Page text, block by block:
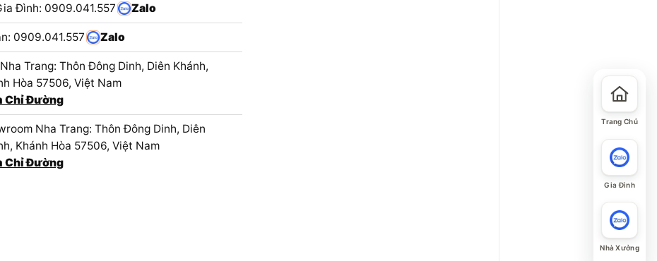
Đình: 0909.041.557
Zalo
0909.041.557 Zalo
Trang: Thôn Đông Dinh, Diên Khánh,
Hòa 57506, Việt Nam
Chỉ Đường
Nha Trang: Thôn Đông Dinh, Diên
Khánh Hòa 57506, Việt Nam
Chỉ Đường
Trang Chủ
Gia Đình
Nhà Xưởng